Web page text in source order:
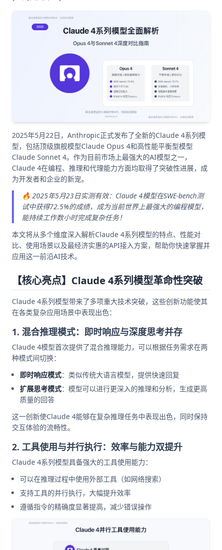
2025年5月22日，Anthropic正式发布了全新的Claude 4系列模
型，包括顶级旗舰模型Claude Opus 4和高性能平衡型模型
Claude Sonnet 4。作为目前市场上最强大的AI模型之一，
Claude 4在编程、推理和代理能力方面均取得了突破性进展，成
为开发者和企业的新宠。
🔥 2025年5月23日实测有效：Claude 4模型在SWE-bench测
试中获得72.5%的成绩，成为当前世界上最强大的编程模型，
能持续工作数小时完成复杂任务！
本文将从多个维度深入解析Claude 4系列模型的特点、性能对
比、使用场景以及最经济实惠的API接入方案，帮助你快速掌握并
应用这一前沿AI技术。
【核心亮点】Claude 4系列模型革命性突破
Claude 4系列模型带来了多项重大技术突破，这些创新功能使其
在各类复杂应用场景中表现出色：
1. 混合推理模式：即时响应与深度思考并存
Claude 4模型首次提供了混合推理能力，可以根据任务需求在两
种模式间切换：
即时响应模式：类似传统大语言模型，提供快速回复
扩展思考模式：模型可以进行更深入的推理和分析，生成更高
质量的回答
这一创新使Claude 4能够在复杂推理任务中表现出色，同时保持
交互体验的流畅性。
2. 工具使用与并行执行：效率与能力双提升
Claude 4系列模型具备强大的工具使用能力：
可以在推理过程中使用外部工具（如网络搜索）
支持工具的并行执行，大幅提升效率
遵循指令的精确度显著提高，减少错误操作